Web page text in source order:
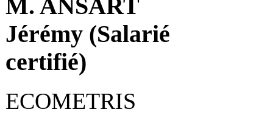
M. ANSART
Jérémy (Salarié
certifié)
ECOMETRIS